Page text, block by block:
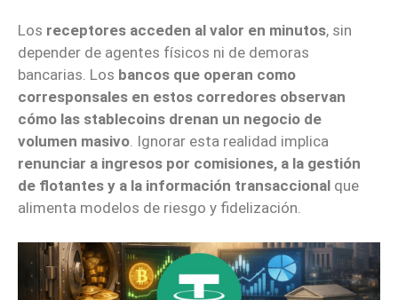
Los receptores acceden al valor en minutos, sin
depender de agentes físicos ni de demoras
bancarias. Los bancos que operan como
corresponsales en estos corredores observan
cómo las stablecoins drenan un negocio de
volumen masivo. Ignorar esta realidad implica
renunciar a ingresos por comisiones, a la gestión
de flotantes y a la información transaccional que
alimenta modelos de riesgo y fidelización.